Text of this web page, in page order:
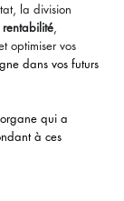
la division
,
optimiser vos
dans vos futurs
qui a
à ces